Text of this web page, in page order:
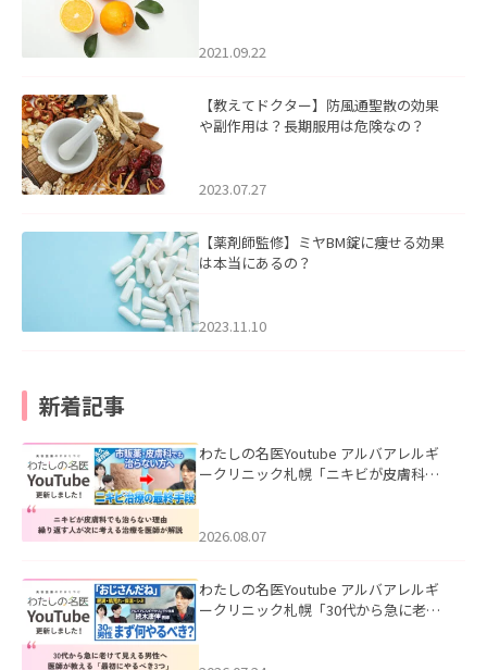
2021.09.22
【教えてドクター】防風通聖散の効果
や副作用は？長期服用は危険なの？
2023.07.27
【薬剤師監修】ミヤBM錠に痩せる効果
は本当にあるの？
2023.11.10
新着記事
わたしの名医Youtube アルバアレルギ
ークリニック札幌「ニキビが皮膚科で
ました。
2026.08.07
わたしの名医Youtube アルバアレルギ
ークリニック札幌「30代から急に老け